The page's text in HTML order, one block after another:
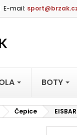
E-mail:
BOTY
Čepice